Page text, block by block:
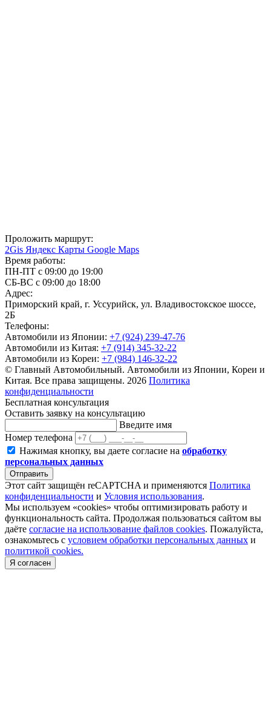
Проложить маршрут:
2Gis Яндекс Карты Google Maps
Время работы:
ПН-ПТ с 09:00 до 19:00
СБ-ВС с 09:00 до 18:00
Адрес:
Приморский край, г. Уссурийск, ул. Владивостокское шоссе,
2Б
Телефоны:
Автомобили из Японии: +7 (924) 239-47-76
Автомобили из Китая: +7 (914) 345-32-22
Автомобили из Кореи: +7 (984) 146-32-22
© Главный Автомобильный. Автомобили из Японии, Кореи и
Китая. Все права защищены. 2026 Политика
конфиденциальности
Бесплатная консультация
Оставить заявку на консультацию
Введите имя
Номер телефона
Нажимая кнопку, вы даете согласие на обработку
персональных данных
Отправить
Этот сайт защищён reCAPTCHA и применяются Политика
конфиденциальности и Условия использования.
Мы используем «cookies» чтобы оптимизировать работу и
функциональность сайта. Продолжая пользоваться сайтом вы
даёте согласие на использование файлов cookies. Пожалуйста,
ознакомьтесь с условием обработки персональных данных и
политикой cookies.
Я согласен